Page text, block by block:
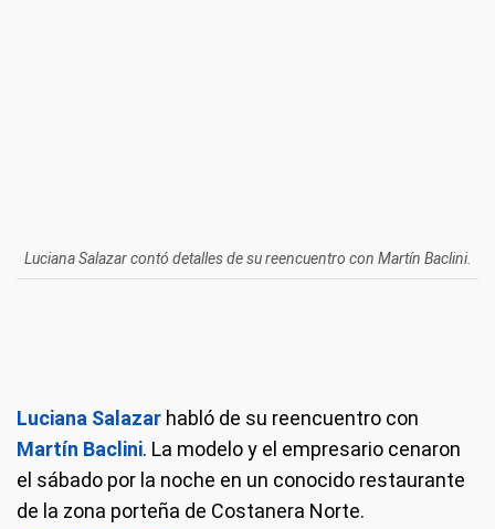
Luciana Salazar contó detalles de su reencuentro con Martín Baclini.
Luciana Salazar habló de su reencuentro con
Martín Baclini. La modelo y el empresario cenaron
el sábado por la noche en un conocido restaurante
de la zona porteña de Costanera Norte.